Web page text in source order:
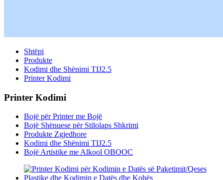
Shtëpi
Produkte
Kodimi dhe Shënimi TIJ2.5
Printer Kodimi
Printer Kodimi
Bojë për Printer me Bojë
Bojë Shënuese për Stilolaps Shkrimi
Produkte Zgjedhore
Kodimi dhe Shënimi TIJ2.5
Bojë Artistike me Alkool OBOOC